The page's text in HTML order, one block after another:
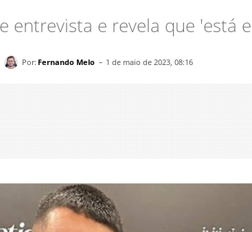
entrevista e revela que 'está
Por: Fernando Melo - 1 de maio de 2023, 08:16